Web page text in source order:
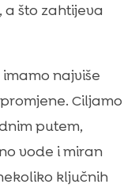
što zahtijeva
najviše
Ciljamo
putem,
vode i miran
ključnih